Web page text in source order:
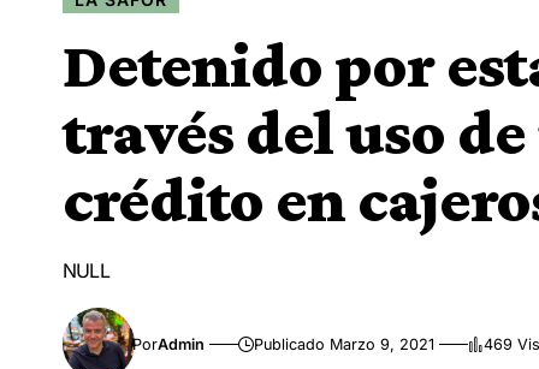
Detenido por
través del uso
crédito en
NULL
PorAdmin Publicado Marzo 9, 2021 469